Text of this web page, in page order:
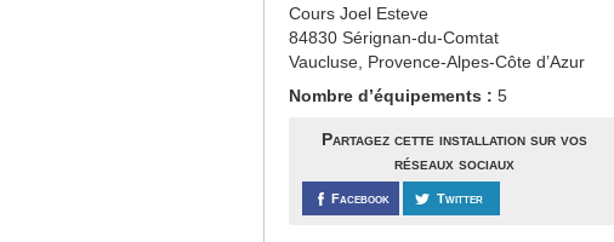
Cours Joel Esteve
84830 Sérignan-du-Comtat
Vaucluse, Provence-Alpes-Côte d’Azur
Nombre d’équipements : 5
Partagez cette installation sur vos
réseaux sociaux
Facebook Twitter